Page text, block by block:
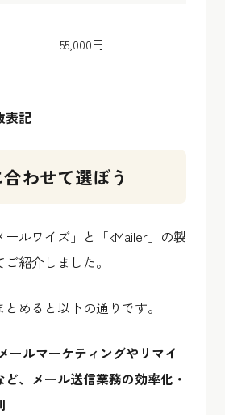
55,000円
表記
わせて選ぼう
ルワイズ」と「kMailer」の製
紹介しました。
めると以下の通りです。
ールマーケティングやリマイ
ど、メール送信業務の効率化・